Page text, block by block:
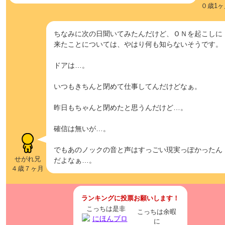
０歳1
せがれ兄
４歳７ヶ月
ちなみに次の日聞いてみたんだけど、ＯＮを起こしに
来たことについては、やはり何も知らないそうです。
ドアは…。
いつもきちんと閉めて仕事してんだけどなぁ。
昨日もちゃんと閉めたと思うんだけど…。
確信は無いが…。
でもあのノックの音と声はすっごい現実っぽかったん
だよなぁ…。
ランキングに投票お願いします！
こっちは是非
こっちは余暇
に